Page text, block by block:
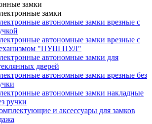
замки
замки
автономные замки врезные с
автономные замки врезные с
"ПУШ ПУЛ"
автономные замки для
дверей
автономные замки врезные без
автономные замки накладные
ручки
и аксессуары для замков